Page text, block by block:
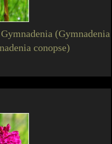
(Gymnadenia
conopse)